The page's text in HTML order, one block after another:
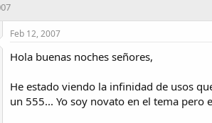
Feb 12, 2007
Hola buenas noches señores,
He estado viendo la infinidad de usos
un 555... Yo soy novato en el tema